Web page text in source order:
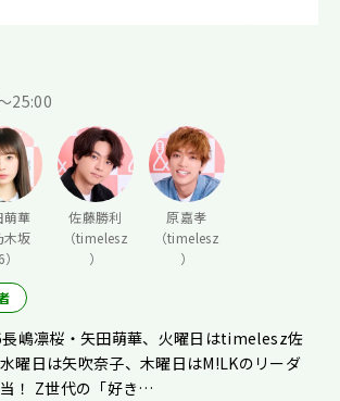
25:00
萌華
木坂
佐藤勝利
（timelesz
）
原嘉孝
（timelesz
）
嶋凛桜・矢田萌華、火曜日はtimelesz佐
曜日は矢吹奈子、木曜日はM!LKのリーダ
！ Z世代の「好き…